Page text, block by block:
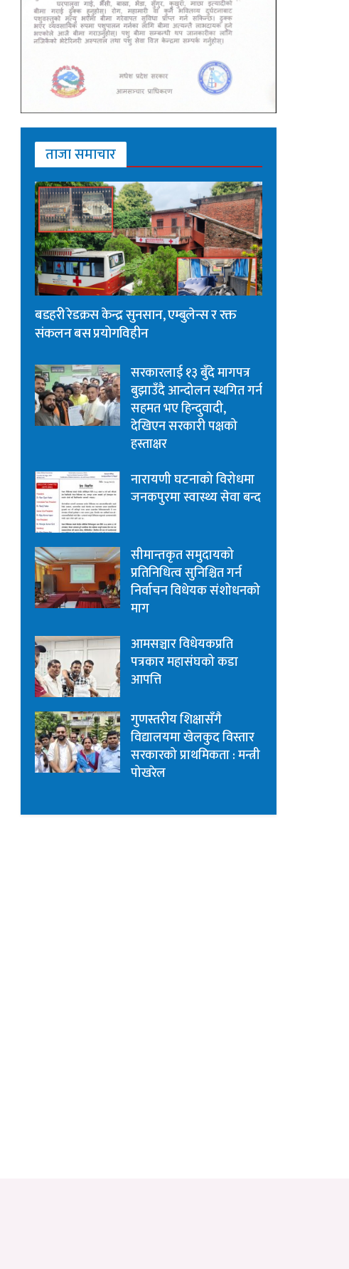
ताजा समाचार
बडहरी रेडक्रस केन्द्र सुनसान, एम्बुलेन्स र रक्त
संकलन बस प्रयोगविहीन
सरकारलाई १३ बुँदे मागपत्र
बुझाउँदै आन्दोलन स्थगित गर्न
सहमत भए हिन्दुवादी,
देखिएन सरकारी पक्षको
हस्ताक्षर
नारायणी घटनाको विरोधमा
जनकपुरमा स्वास्थ्य सेवा बन्द
सीमान्तकृत समुदायको
प्रतिनिधित्व सुनिश्चित गर्न
निर्वाचन विधेयक संशोधनको
माग
आमसञ्चार विधेयकप्रति
पत्रकार महासंघको कडा
आपत्ति
गुणस्तरीय शिक्षासँगै
विद्यालयमा खेलकुद विस्तार
सरकारको प्राथमिकता : मन्त्री
पोखरेल